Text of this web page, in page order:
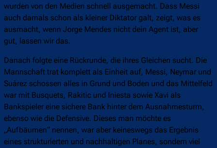
wurden von den Medien schnell ausgemacht. Dass Messi
auch damals schon als kleiner Diktator galt, zeigt, was es
ausmacht, wenn Jorge Mendes nicht dein Agent ist, aber
gut, lassen wir das.
Danach folgte eine Rückrunde, die ihres Gleichen sucht. Die
Mannschaft trat komplett als Einheit auf, Messi, Neymar und
Suárez schossen alles in Grund und Boden und das Mittelfeld
war mit Busquets, Rakitic und Iniesta sowie Xavi als
Bankspieler eine sichere Bank hinter dem Ausnahmesturm,
ebenso wie die Defensive. Dieses man möchte es
„Aufbäumen“ nennen, war aber keineswegs das Ergebnis
eines strukturierten und nachhaltigen Planes, sondern viel